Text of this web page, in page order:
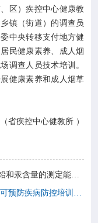

区）疾控中心健康教
镇（街道）的调查员
中央转移支付地方健
民健康素养、成人烟
调查人员技术培训。
健康素养和成人烟草
（省疾控中心健教所 ）
理化所顺利完成CNCA化妆品中铅和汞含量的测定能力验证工作